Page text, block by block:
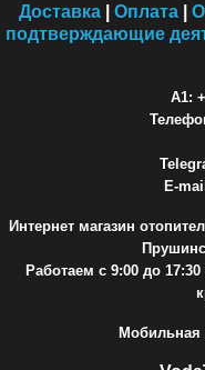
Доставка Оплата
подтверждающие
A1:
E-
Интернет магазин
Работаем с 9:00 до
Мобильная